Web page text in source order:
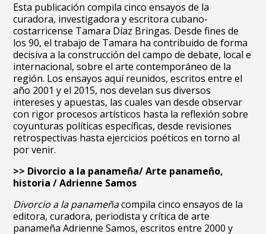
Esta publicación compila cinco ensayos de la
curadora, investigadora y escritora cubano-
costarricense Tamara Díaz Bringas. Desde fines de
los 90, el trabajo de Tamara ha contribuido de forma
decisiva a la construcción del campo de debate, local e
internacional, sobre el arte contemporáneo de la
región. Los ensayos aquí reunidos, escritos entre el
año 2001 y el 2015, nos develan sus diversos
intereses y apuestas, las cuales van desde observar
con rigor procesos artísticos hasta la reflexión sobre
coyunturas políticas específicas, desde revisiones
retrospectivas hasta ejercicios poéticos en torno al
por venir.
>> Divorcio a la panameña/ Arte panameño,
historia / Adrienne Samos
Divorcio a la panameñacompila cinco ensayos de la
editora, curadora, periodista y crítica de arte
panameña Adrienne Samos, escritos entre 2000 y